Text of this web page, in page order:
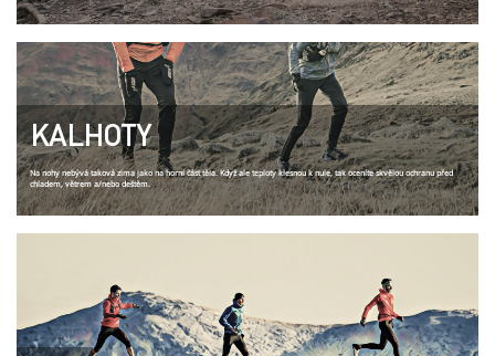
KALHOTY
Na nohy nebývá taková zima jako na horní část těla. Když ale teploty klesnou k nule, tak oceníte skvělou ochranu před
chladem, větrem a/nebo deštěm.